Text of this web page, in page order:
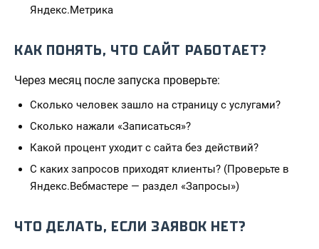
Яндекс.Метрика
КАК ПОНЯТЬ, ЧТО САЙТ РАБОТАЕТ?
Через месяц после запуска проверьте:
Сколько человек зашло на страницу с услугами?
Сколько нажали «Записаться»?
Какой процент уходит с сайта без действий?
С каких запросов приходят клиенты? (Проверьте в
Яндекс.Вебмастере — раздел «Запросы»)
ЧТО ДЕЛАТЬ, ЕСЛИ ЗАЯВОК НЕТ?